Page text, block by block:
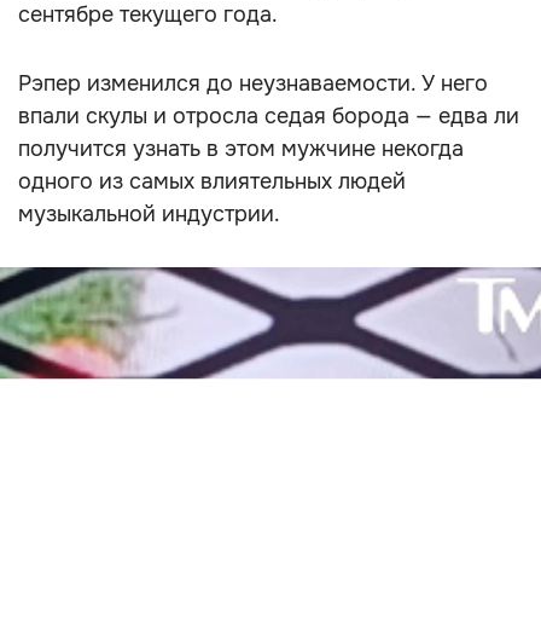
сентябре текущего года.
Рэпер изменился до неузнаваемости. У него
впали скулы и отросла седая борода — едва ли
получится узнать в этом мужчине некогда
одного из самых влиятельных людей
музыкальной индустрии.